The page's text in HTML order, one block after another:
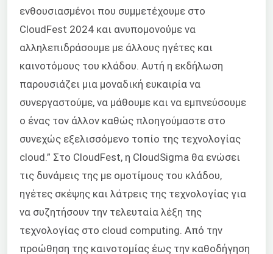
ενθουσιασμένοι που συμμετέχουμε στο
CloudFest 2024 και ανυπομονούμε να
αλληλεπιδράσουμε με άλλους ηγέτες και
καινοτόμους του κλάδου. Αυτή η εκδήλωση
παρουσιάζει μια μοναδική ευκαιρία να
συνεργαστούμε, να μάθουμε και να εμπνεύσουμε
ο ένας τον άλλον καθώς πλοηγούμαστε στο
συνεχώς εξελισσόμενο τοπίο της τεχνολογίας
cloud.” Στο CloudFest, η CloudSigma θα ενώσει
τις δυνάμεις της με ομοτίμους του κλάδου,
ηγέτες σκέψης και λάτρεις της τεχνολογίας για
να συζητήσουν την τελευταία λέξη της
τεχνολογίας στο cloud computing. Από την
προώθηση της καινοτομίας έως την καθοδήγηση